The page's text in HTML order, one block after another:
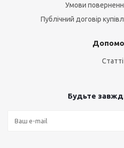
Умови
Публічний договір
Статті
Будьте